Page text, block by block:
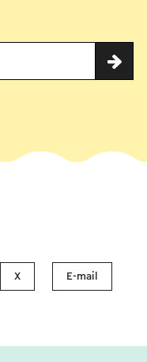
X E-mail